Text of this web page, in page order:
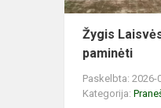
Žygis
paminėti
Paskelbta: 2026-
Kategorija: